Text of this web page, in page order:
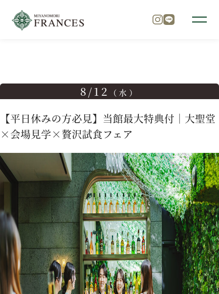
チャペル
料理
ドレス
プラン
施設紹介
8/12 （水）
【平日休みの方必見】当館最大特典付｜大聖堂
×会場見学×贅沢試食フェア